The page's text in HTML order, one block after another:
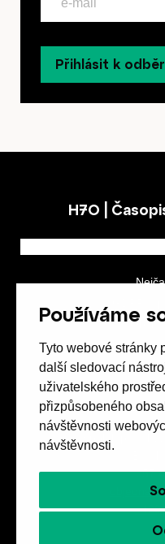
Používáme
Tyto webové stránky
další sledovací
uživatelského
přizpůsobeného
návštěvnosti
návštěvnosti.
Přihlásit k
H7O |
Spolek přátel
657
+420